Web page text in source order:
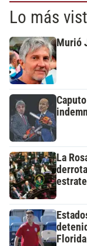
Lo más
Murió
La
Florida